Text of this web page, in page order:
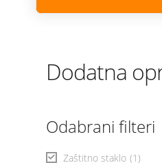
Dodatna
Odabrani filteri
Zaštitno staklo (1)